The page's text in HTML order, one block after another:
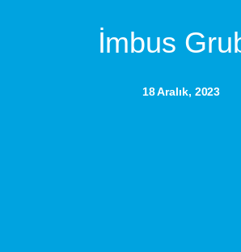
İmbus
18 Aralık, 2023